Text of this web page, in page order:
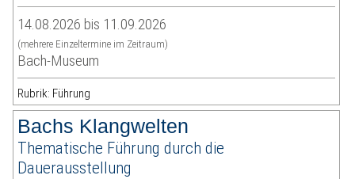
14.08.2026 bis 11.09.2026
(mehrere Einzeltermine im Zeitraum)
Bach-Museum
Rubrik: Führung
Bachs Klangwelten
Thematische Führung durch die
Dauerausstellung